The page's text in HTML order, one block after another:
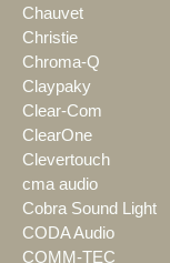
Chauvet
Christie
Chroma-Q
Claypaky
Clear-Com
ClearOne
Clevertouch
cma audio
Cobra Sound Light
CODA Audio
COMM-TEC